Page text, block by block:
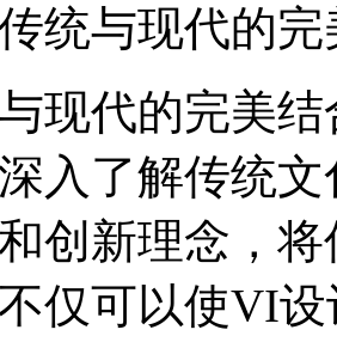
统与现代的
现代的完美
入了解传统
创新理念，
仅可以使VI